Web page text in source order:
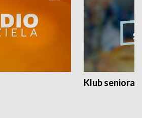
Klub seniora